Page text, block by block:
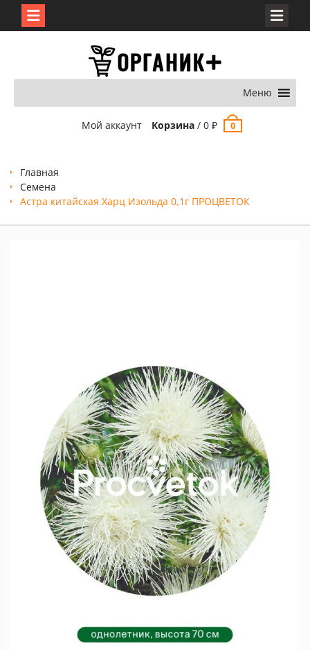
Меню
Мой аккаунт Корзина/ 0 ₽ 0
Главная
Семена
Астра китайская Харц Изольда 0,1г ПРОЦВЕТОК